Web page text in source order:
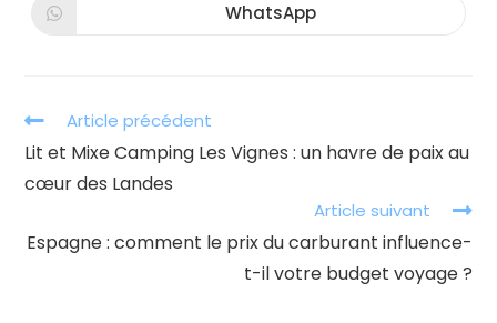
Ouvrir
WhatsApp
Read
articles
Article précédent
Lit et Mixe Camping Les Vignes : un havre de paix au
cœur des Landes
Article suivant
Espagne : comment le prix du carburant influence-
t-il votre budget voyage ?